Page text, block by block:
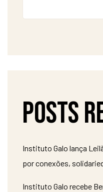
Posts
Instituto Galo lança
por conexões,
Instituto Galo recebe